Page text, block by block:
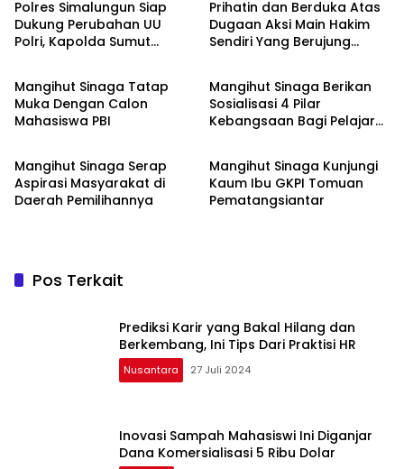
Polres Simalungun Siap
Dukung Perubahan UU
Polri, Kapolda Sumut
Profesionalisme dan
Akuntabilitas Personel
Prihatin dan Berduka Atas
Dugaan Aksi Main Hakim
Sendiri Yang Berujung
Nusantara
Mangihut Sinaga Tatap
Muka Dengan Calon
Mahasiswa PBI
Nusantara
Mangihut Sinaga Berikan
Sosialisasi 4 Pilar
Kebangsaan Bagi Pelajar
Nusantara
Mangihut Sinaga Serap
Aspirasi Masyarakat di
Daerah Pemilihannya
Nusantara
Mangihut Sinaga Kunjungi
Kaum Ibu GKPI Tomuan
Pematangsiantar
Pos Terkait
Prediksi Karir yang Bakal Hilang dan
Berkembang, Ini Tips Dari Praktisi HR
Nusantara 27 Juli 2024
Inovasi Sampah Mahasiswi Ini Diganjar
Dana Komersialisasi 5 Ribu Dolar